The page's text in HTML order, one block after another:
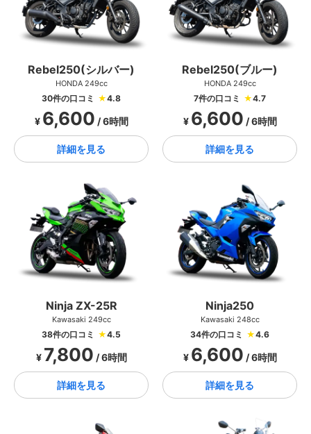
Rebel250(シルバー)
HONDA 249cc
30件の口コミ ★4.8
¥ 6,600 / 6時間
詳細を見る
Rebel250(ブルー)
HONDA 249cc
7件の口コミ ★4.7
¥ 6,600 / 6時間
詳細を見る
Ninja ZX-25R
Kawasaki 249cc
38件の口コミ ★4.5
¥ 7,800 / 6時間
詳細を見る
Ninja250
Kawasaki 248cc
34件の口コミ ★4.6
¥ 6,600 / 6時間
詳細を見る